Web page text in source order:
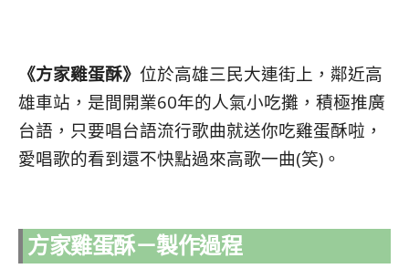
《方家雞蛋酥》 位於高雄三民大連街上，鄰近高
雄車站，是間開業60年的人氣小吃攤，積極推廣
台語，只要唱台語流行歌曲就送你吃雞蛋酥啦，
愛唱歌的看到還不快點過來高歌一曲(笑)。
方家雞蛋酥－製作過程